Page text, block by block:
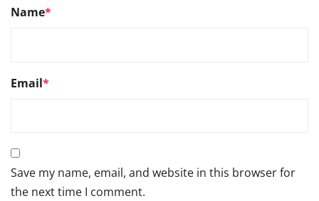
Name*
Email*
Save my name, email, and website in this browser for
the next time I comment.